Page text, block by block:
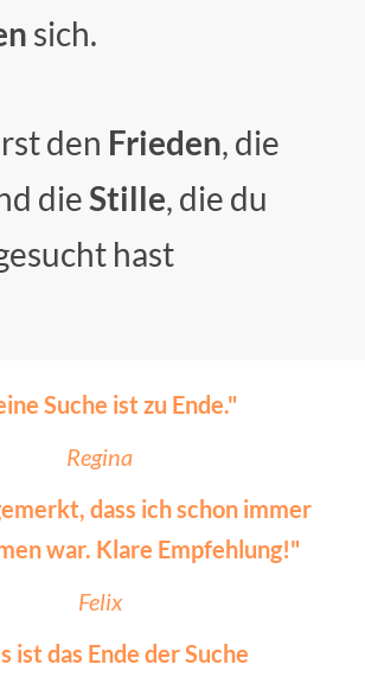
sich.
den Frieden, die
dieStille, die du
hast
Suche ist zu Ende."
Regina
dass ich schon immer
war. Klare Empfehlung!"
Felix
ist das Ende der Suche